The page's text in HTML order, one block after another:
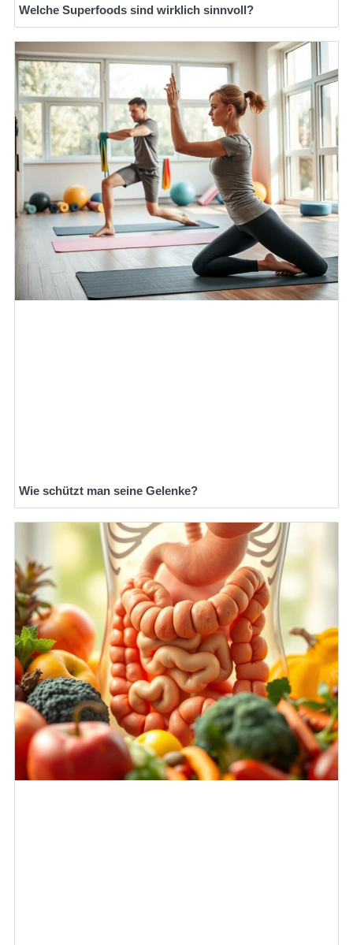
Welche Superfoods sind wirklich sinnvoll?
Wie schützt man seine Gelenke?